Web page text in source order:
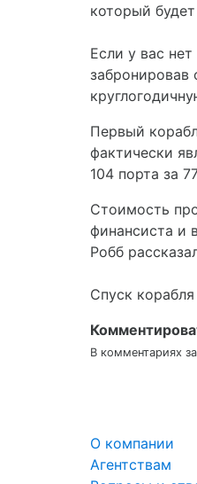
который
Если у вас
забронировав
Первый
фактически
104 порта за
Стоимость
финансиста и
Робб
Спуск
В комментариях
О компании
Агентствам